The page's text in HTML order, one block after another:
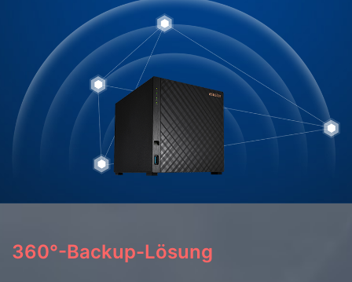
360°-Backup-Lösung